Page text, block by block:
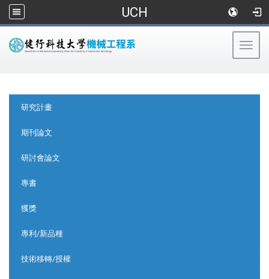
UCH
研究計畫
期刊論文
研討會論文
專書
獲獎
專利/新品種
技術移轉/授權